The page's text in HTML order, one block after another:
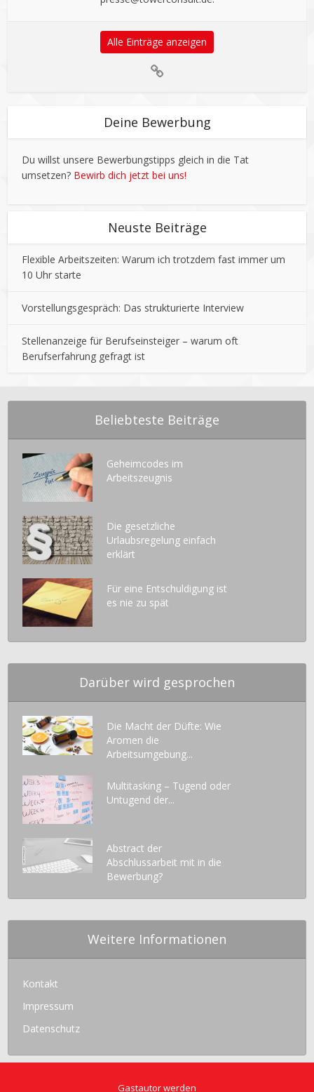
Alle Einträge anzeigen
Deine Bewerbung
Du willst unsere Bewerbungstipps gleich in die Tat
umsetzen? Bewirb dich jetzt bei uns!
Neuste Beiträge
Flexible Arbeitszeiten: Warum ich trotzdem fast immer um
10 Uhr starte
Vorstellungsgespräch: Das strukturierte Interview
Stellenanzeige für Berufseinsteiger – warum oft
Berufserfahrung gefragt ist
Beliebteste Beiträge
Geheimcodes im
Arbeitszeugnis
Die gesetzliche
Urlaubsregelung einfach
erklärt
Für eine Entschuldigung ist
es nie zu spät
Darüber wird gesprochen
Die Macht der Düfte: Wie
Aromen die
Arbeitsumgebung...
Multitasking – Tugend oder
Untugend der...
Abstract der
Abschlussarbeit mit in die
Bewerbung?
Weitere Informationen
Kontakt
Impressum
Datenschutz
Gastautor werden